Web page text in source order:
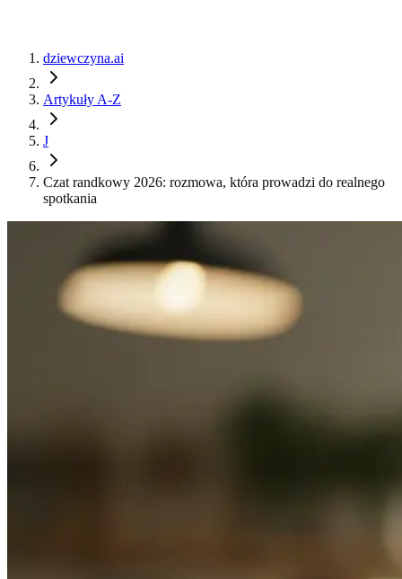
dziewczyna.ai
Artykuły A-Z
J
Czat randkowy 2026: rozmowa, która prowadzi do realnego
spotkania